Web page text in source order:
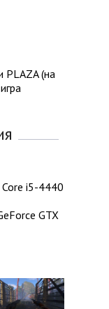
PLAZA (на
i5-4440
GTX